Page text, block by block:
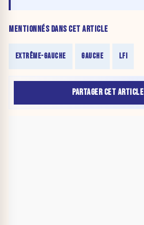
MENTIONNÉS DANS CET ARTICLE
EXTRÊME-GAUCHE GAUCHE LFI
PARTAGER CET ARTICLE